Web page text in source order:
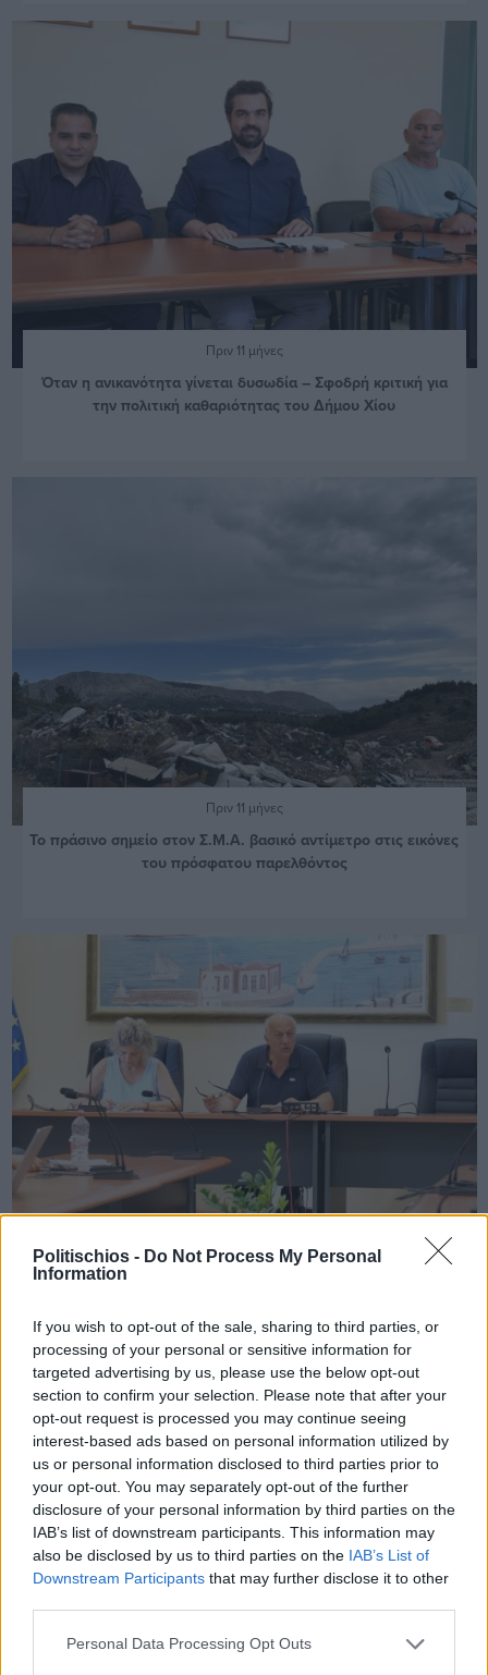
Politischios - Do Not Process My Personal
Information
If you wish to opt-out of the sale, sharing to third parties, or
processing of your personal or sensitive information for
targeted advertising by us, please use the below opt-out
section to confirm your selection. Please note that after your
opt-out request is processed you may continue seeing
interest-based ads based on personal information utilized by
us or personal information disclosed to third parties prior to
your opt-out. You may separately opt-out of the further
disclosure of your personal information by third parties on the
IAB’s list of downstream participants. This information may
also be disclosed by us to third parties on the IAB’s List of
Downstream Participants that may further disclose it to other
Personal Data Processing Opt Outs
Πριν 11 μήνες
Όταν η ανικανότητα γίνεται δυσωδία – Σφοδρή κριτική για
την πολιτική καθαριότητας του Δήμου Χίου
Πριν 11 μήνες
Το πράσινο σημείο στον Σ.Μ.Α. βασικό αντίμετρο στις εικόνες
του πρόσφατου παρελθόντος
Πριν 1 χρόνο
για τα χάλια της καθαριότητας